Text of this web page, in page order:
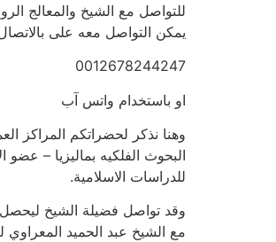
للتواصل مع الشيخ والمعالج الروحاني
يمكن التواصل معه على
0012678244247
او باستخدام واتس آب
وهنا نذكر لحضراتكم المراكز
للدراسات الاسلامية.
وقد تواصل فضيلة الشيخ
مع الشيخ عبد الحميد المعراوي